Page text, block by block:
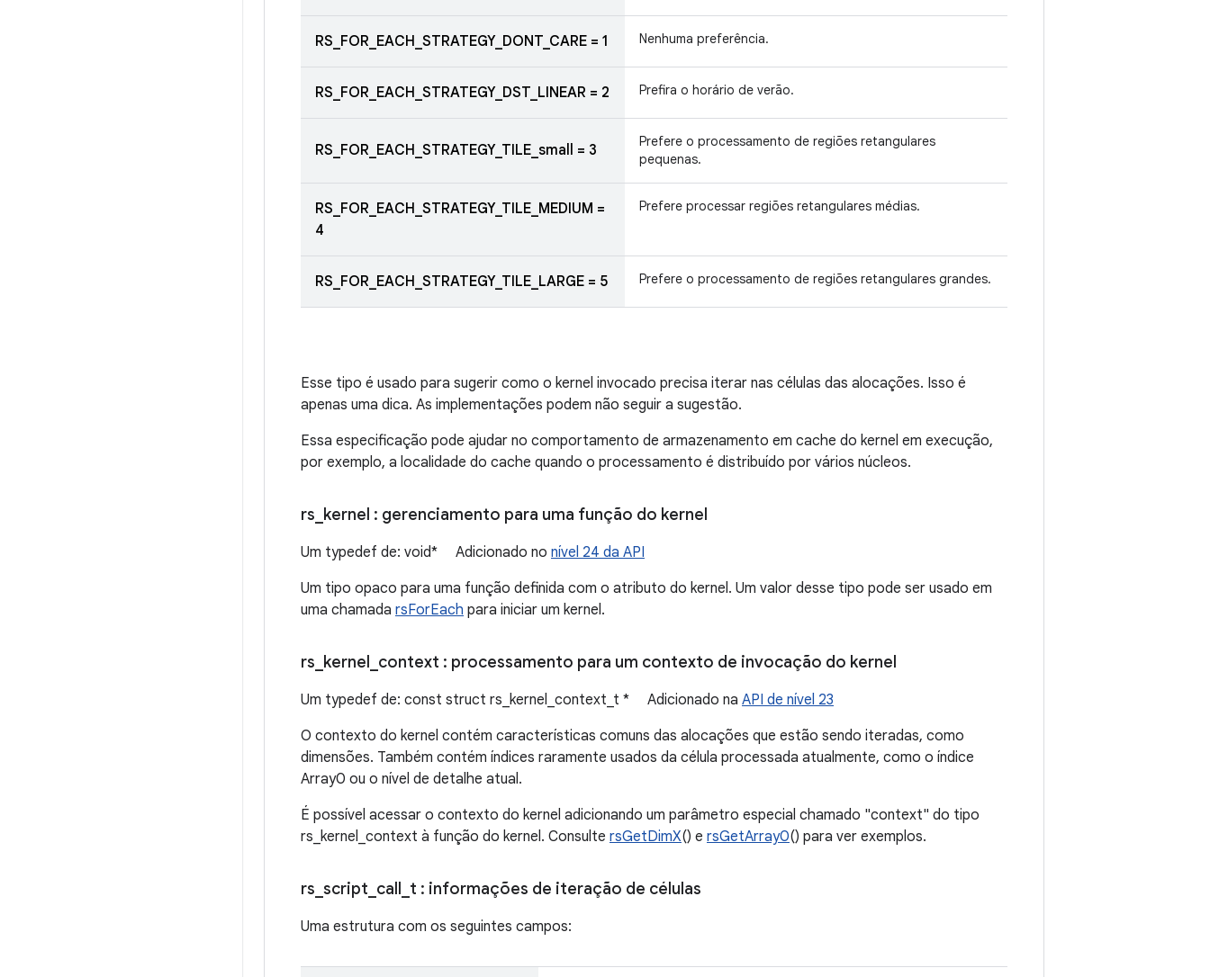
RS_FOR_EACH_STRATEGY_DONT_CARE = 1 Nenhuma preferência.
RS_FOR_EACH_STRATEGY_DST_LINEAR = 2 Prefira o horário de verão.
RS_FOR_EACH_STRATEGY_TILE_small = 3
Prefere o processamento de regiões retangulares
pequenas.
RS_FOR_EACH_STRATEGY_TILE_MEDIUM =
4
Prefere processar regiões retangulares médias.
RS_FOR_EACH_STRATEGY_TILE_LARGE = 5 Prefere o processamento de regiões retangulares grandes.
Esse tipo é usado para sugerir como o kernel invocado precisa iterar nas células das alocações. Isso é
apenas uma dica. As implementações podem não seguir a sugestão.
Essa especificação pode ajudar no comportamento de armazenamento em cache do kernel em execução,
por exemplo, a localidade do cache quando o processamento é distribuído por vários núcleos.
rs kernel : gerenciamento para uma função do kernel
Um typedef de: void* Adicionado no nível 24 da API
Um tipo opaco para uma função definida com o atributo do kernel. Um valor desse tipo pode ser usado em
uma chamada rsForEach para iniciar um kernel.
rs kernel context : processamento para um contexto de invocação do kernel
Um typedef de: const struct rs_kernel_context_t * Adicionado na API de nível 23
O contexto do kernel contém características comuns das alocações que estão sendo iteradas, como
dimensões. Também contém índices raramente usados da célula processada atualmente, como o índice
Array0 ou o nível de detalhe atual.
É possível acessar o contexto do kernel adicionando um parâmetro especial chamado "context" do tipo
rs_kernel_context à função do kernel. Consulte rsGetDimX() e rsGetArray0() para ver exemplos.
rs script call t : informações de iteração de células
Uma estrutura com os seguintes campos: